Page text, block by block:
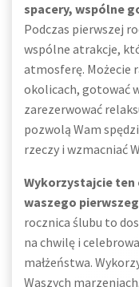
spacery, wspólne
Podczas pierwszej
wspólne atrakcje,
atmosferę. Możecie
okolicach, gotować
zarezerwować
pozwolą Wam
rzeczy i wzmacniać
Wykorzystajcie ten
waszego
rocznica ślubu to
na chwilę i
małżeństwa.
Waszych